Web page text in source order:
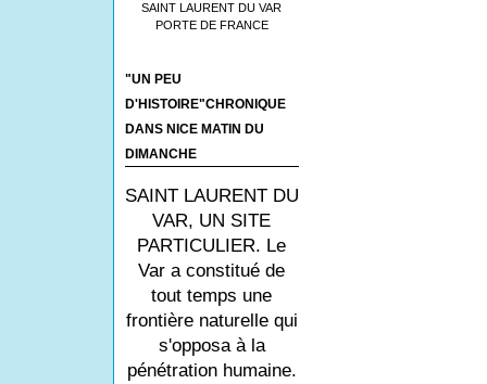
SAINT LAURENT DU VAR
PORTE DE FRANCE
"UN PEU
D'HISTOIRE"CHRONIQUE
DANS NICE MATIN DU
DIMANCHE
SAINT LAURENT DU
VAR, UN SITE
PARTICULIER. Le
Var a constitué de
tout temps une
frontière naturelle qui
s'opposa à la
pénétration humaine.